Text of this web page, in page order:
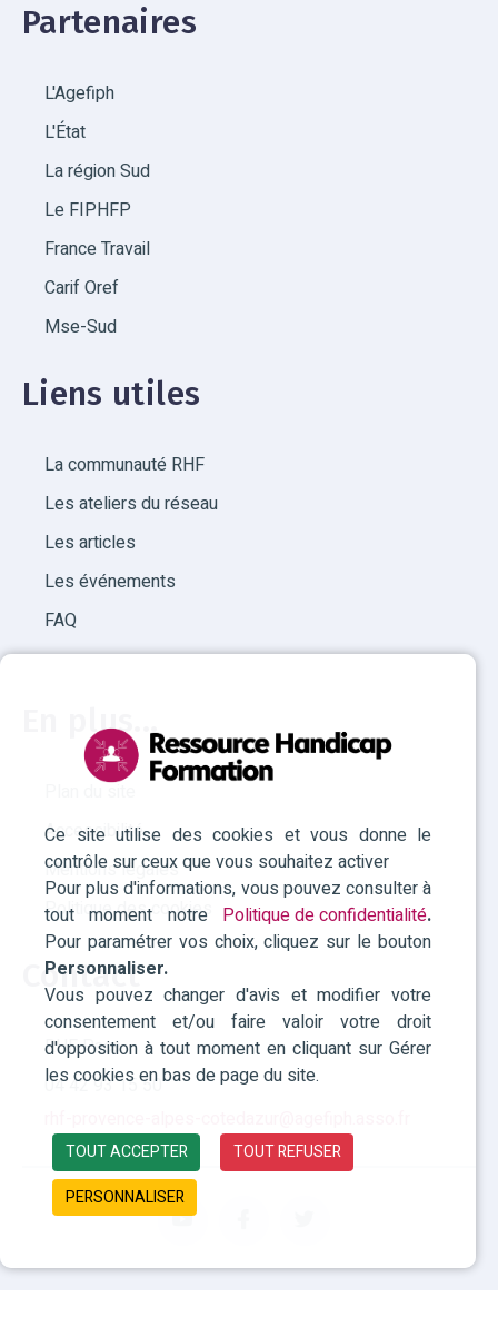
Ce site utilise des cookies et vous donne le
contrôle sur ceux que vous souhaitez activer
Pour plus d'informations, vous pouvez consulter à
tout moment notre Politique de confidentialité.
Pour paramétrer vos choix, cliquez sur le bouton
Personnaliser.
Vous pouvez changer d'avis et modifier votre
consentement et/ou faire valoir votre droit
d'opposition à tout moment en cliquant sur Gérer
les cookies en bas de page du site.
TOUT ACCEPTER
TOUT REFUSER
PERSONNALISER
Partenaires
L'Agefiph
L'État
La région Sud
Le FIPHFP
France Travail
Carif Oref
Mse-Sud
Liens utiles
La communauté RHF
Les ateliers du réseau
Les articles
Les événements
FAQ
En plus...
Plan du site
Accessibilité
Mentions légales
Politique des cookies
Contact
RHF Paca
04 42 93 15 50